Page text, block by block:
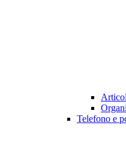
Telefono e